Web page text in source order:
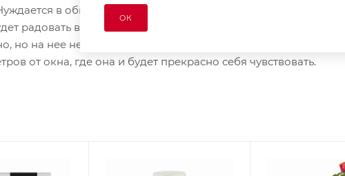
в обильном поливе. Холодостойкость - умеренная.
радовать всех пышным и ярким цветением. Главное -
но на нее не падали прямые солнечные лучи. Это место
от окна, где она и будет прекрасно себя чувствовать.
ОК